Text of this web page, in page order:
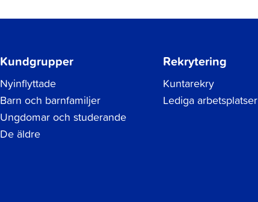
Kundgrupper
Nyinflyttade
Barn och barnfamiljer
Ungdomar och studerande
De äldre
Rekrytering
Kuntarekry
Lediga arbetsplatser